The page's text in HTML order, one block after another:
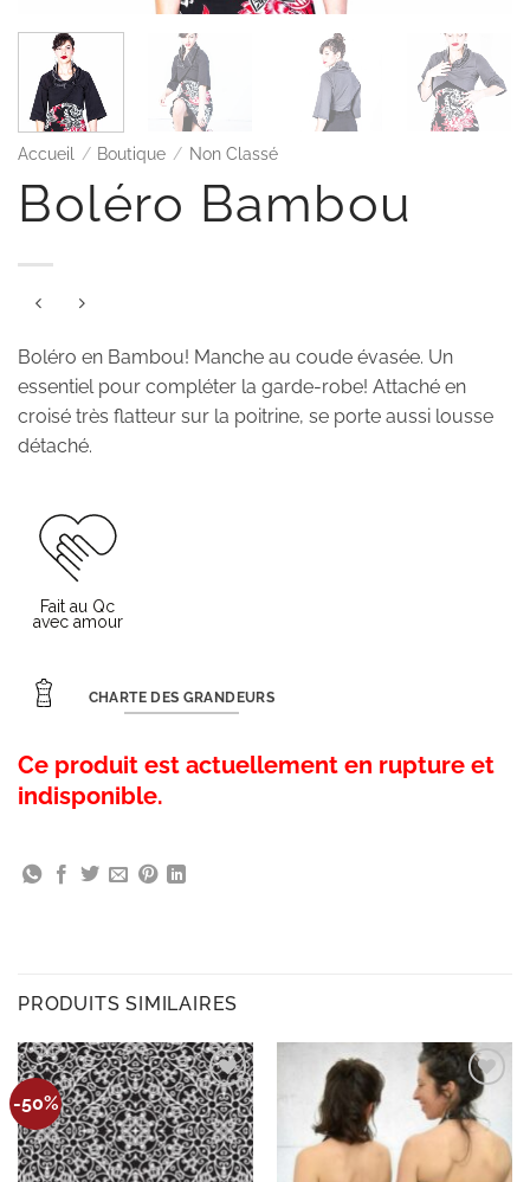
Accueil / Boutique / Non Classé
Boléro Bambou
Boléro en Bambou! Manche au coude évasée. Un
essentiel pour compléter la garde-robe! Attaché en
croisé très flatteur sur la poitrine, se porte aussi lousse
détaché.
CHARTE DES GRANDEURS
Ce produit est actuellement en rupture et
indisponible.
PRODUITS SIMILAIRES
-50%
Ajouter
à la
wishlist
Ajouter
à la
wishlist